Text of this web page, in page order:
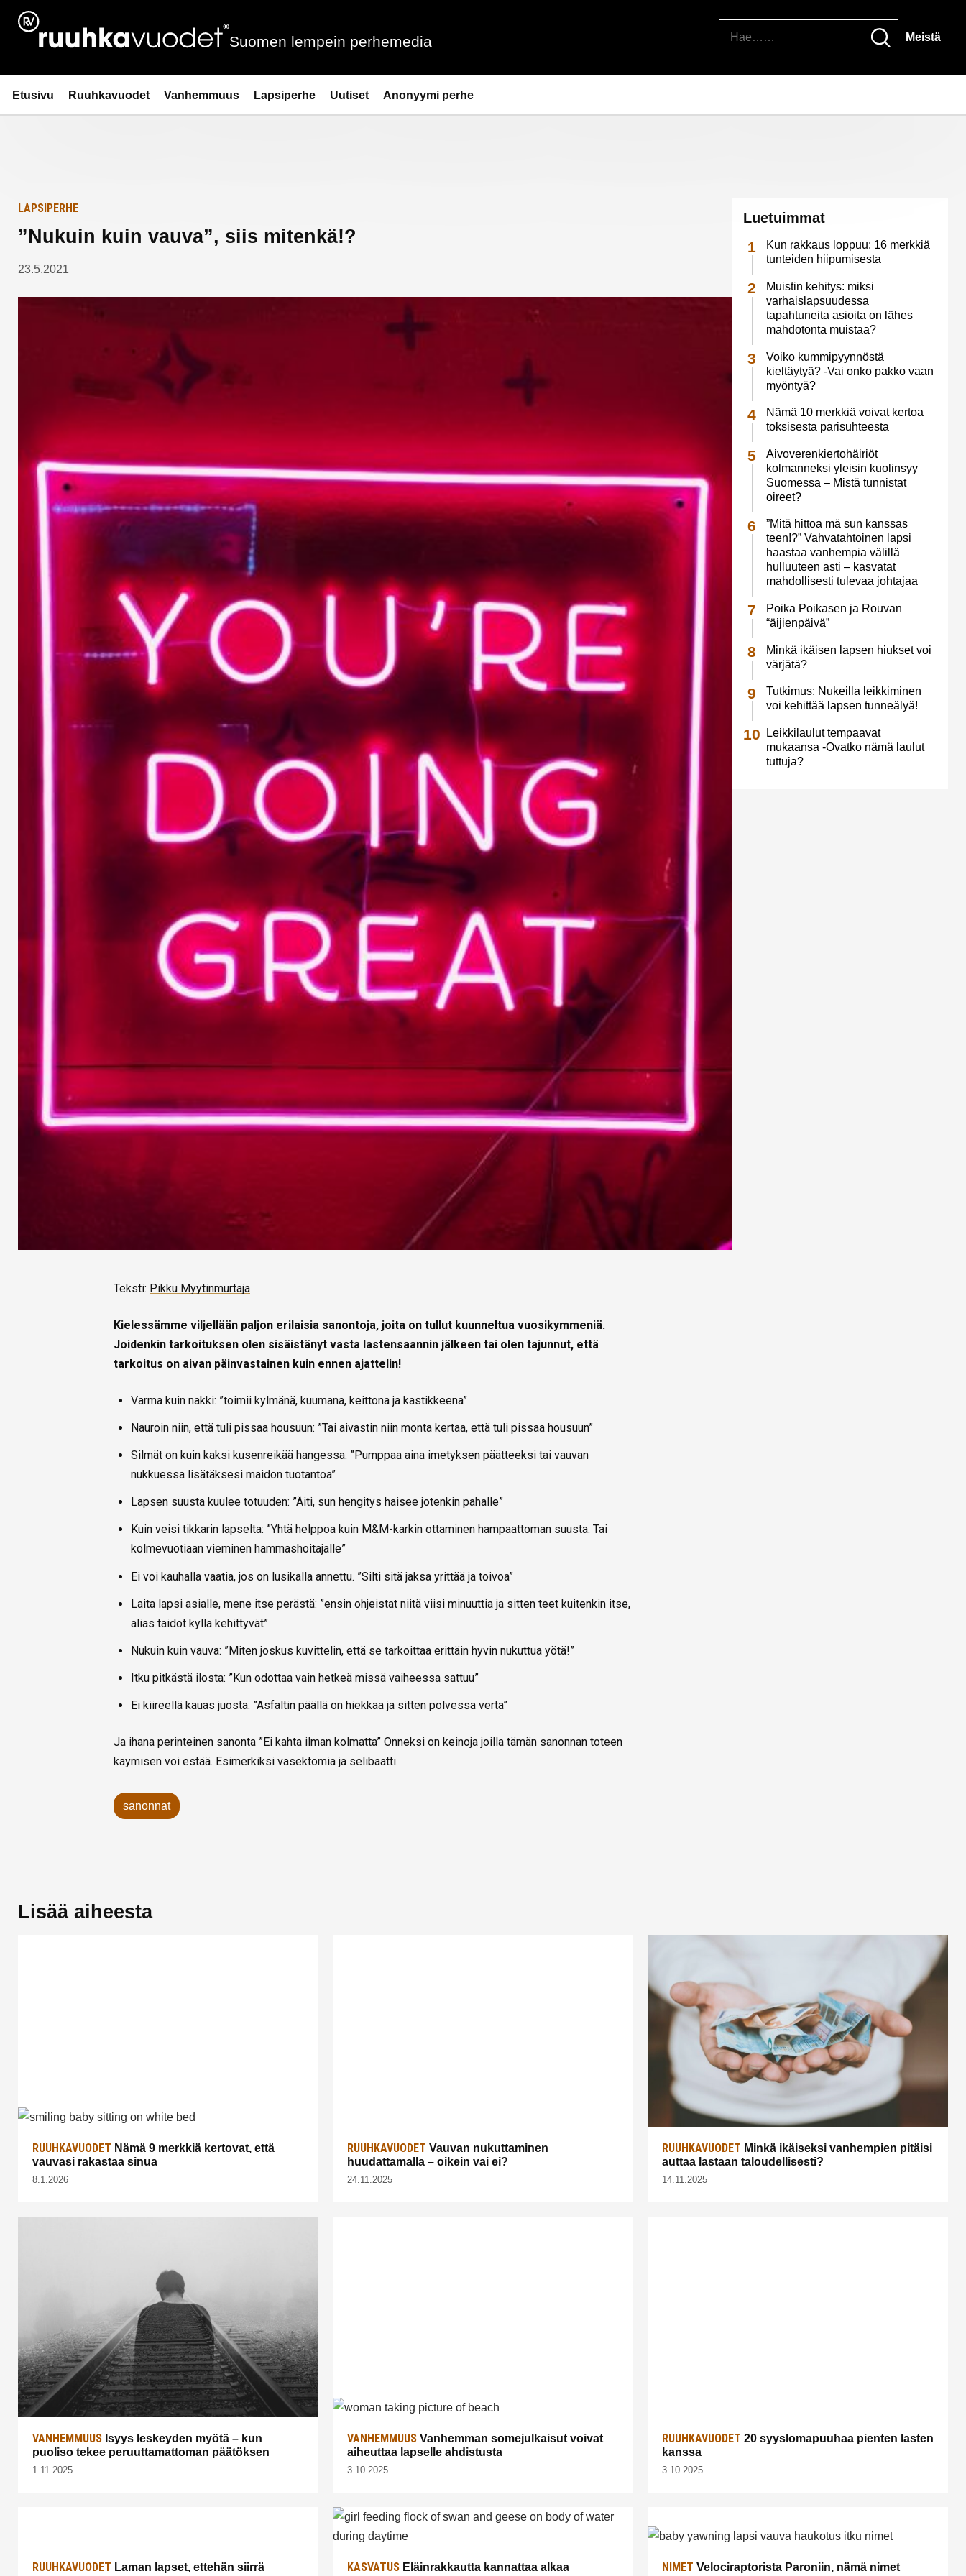
Siirry
sisältöön
Ruuhkavuodet.fi
Suomen lempein perhemedia Meistä
Etusivu Ruuhkavuodet Vanhemmuus Lapsiperhe Uutiset Anonyymi perhe
Etusivulle
LAPSIPERHE
”Nukuin kuin vauva”, siis mitenkä!?
23.5.2021
Teksti: Pikku Myytinmurtaja
Kielessämme viljellään paljon erilaisia sanontoja, joita on tullut kuunneltua vuosikymmeniä.
Joidenkin tarkoituksen olen sisäistänyt vasta lastensaannin jälkeen tai olen tajunnut, että
tarkoitus on aivan päinvastainen kuin ennen ajattelin!
Varma kuin nakki: ”toimii kylmänä, kuumana, keittona ja kastikkeena”
Nauroin niin, että tuli pissaa housuun: ”Tai aivastin niin monta kertaa, että tuli pissaa housuun”
Silmät on kuin kaksi kusenreikää hangessa: ”Pumppaa aina imetyksen päätteeksi tai vauvan
nukkuessa lisätäksesi maidon tuotantoa”
Lapsen suusta kuulee totuuden: ”Äiti, sun hengitys haisee jotenkin pahalle”
Kuin veisi tikkarin lapselta: ”Yhtä helppoa kuin M&M-karkin ottaminen hampaattoman suusta. Tai
kolmevuotiaan vieminen hammashoitajalle”
Ei voi kauhalla vaatia, jos on lusikalla annettu. ”Silti sitä jaksa yrittää ja toivoa”
Laita lapsi asialle, mene itse perästä: ”ensin ohjeistat niitä viisi minuuttia ja sitten teet kuitenkin itse,
alias taidot kyllä kehittyvät”
Nukuin kuin vauva: ”Miten joskus kuvittelin, että se tarkoittaa erittäin hyvin nukuttua yötä!”
Itku pitkästä ilosta: ”Kun odottaa vain hetkeä missä vaiheessa sattuu”
Ei kiireellä kauas juosta: ”Asfaltin päällä on hiekkaa ja sitten polvessa verta”
Ja ihana perinteinen sanonta ”Ei kahta ilman kolmatta” Onneksi on keinoja joilla tämän sanonnan toteen
käymisen voi estää. Esimerkiksi vasektomia ja selibaatti.
sanonnat
Luetuimmat
Kun rakkaus loppuu: 16 merkkiä
tunteiden hiipumisesta
Muistin kehitys: miksi
varhaislapsuudessa
tapahtuneita asioita on lähes
mahdotonta muistaa?
Voiko kummipyynnöstä
kieltäytyä? -Vai onko pakko vaan
myöntyä?
Nämä 10 merkkiä voivat kertoa
toksisesta parisuhteesta
Aivoverenkiertohäiriöt
kolmanneksi yleisin kuolinsyy
Suomessa – Mistä tunnistat
oireet?
”Mitä hittoa mä sun kanssas
teen!?” Vahvatahtoinen lapsi
haastaa vanhempia välillä
hulluuteen asti – kasvatat
mahdollisesti tulevaa johtajaa
Poika Poikasen ja Rouvan
“äijienpäivä”
Minkä ikäisen lapsen hiukset voi
värjätä?
Tutkimus: Nukeilla leikkiminen
voi kehittää lapsen tunneälyä!
Leikkilaulut tempaavat
mukaansa -Ovatko nämä laulut
tuttuja?
Lisää aiheesta
RUUHKAVUODET Nämä 9 merkkiä kertovat, että
vauvasi rakastaa sinua
8.1.2026
RUUHKAVUODET Vauvan nukuttaminen
huudattamalla – oikein vai ei?
24.11.2025
RUUHKAVUODET Minkä ikäiseksi vanhempien pitäisi
auttaa lastaan taloudellisesti?
14.11.2025
VANHEMMUUS Isyys leskeyden myötä – kun
puoliso tekee peruuttamattoman päätöksen
1.11.2025
VANHEMMUUS Vanhemman somejulkaisut voivat
aiheuttaa lapselle ahdistusta
3.10.2025
RUUHKAVUODET 20 syyslomapuuhaa pienten lasten
kanssa
3.10.2025
RUUHKAVUODET Laman lapset, ettehän siirrä
KASVATUS Eläinrakkautta kannattaa alkaa
NIMET Velociraptorista Paroniin, nämä nimet